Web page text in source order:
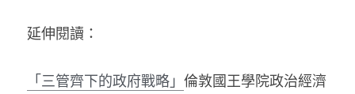
延伸閱讀：
「三管齊下的政府戰略」 倫敦國王學院政治經濟